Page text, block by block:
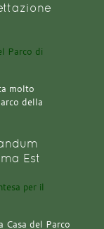
molto
della
Est
Casa del Parco